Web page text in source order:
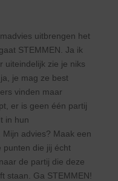
uitbrengen het
STEMMEN. Ja ik
uiteindelijk zie je niks
je mag ze best
vinden maar
er is geen één partij
in hun
advies? Maak een
punten die jij écht
de partij die deze
staan. Ga STEMMEN!